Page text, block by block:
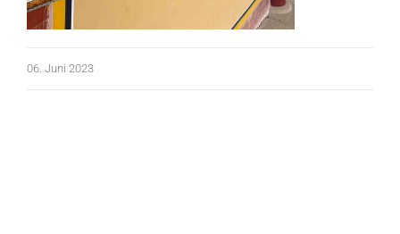
06. Juni 2023